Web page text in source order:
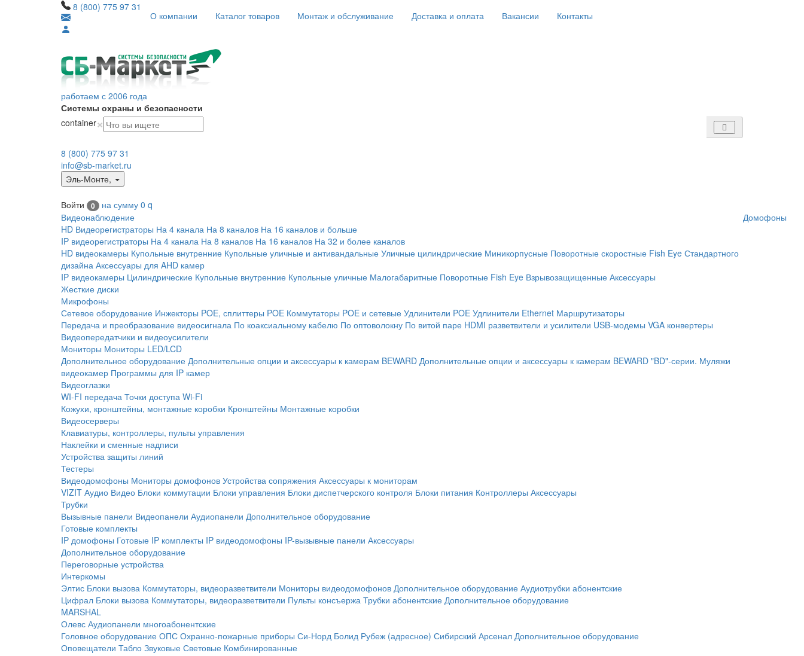
8 (800) 775 97 31
О компании Каталог товаров Монтаж и обслуживание Доставка и оплата Вакансии Контакты
работаем с 2006 года
Системы охраны и безопасности
container×
8 (800) 775 97 31
info@sb-market.ru
Эль-Монте,
Войти 0 на сумму 0 q
Видеонаблюдение
Домофоны
HD Видеорегистраторы На 4 канала На 8 каналов На 16 каналов и больше
IP видеорегистраторы На 4 канала На 8 каналов На 16 каналов На 32 и более каналов
HD видеокамеры Купольные внутренние Купольные уличные и антивандальные Уличные цилиндрические Миникорпусные Поворотные скоростные Fish Eye Стандартного
дизайна Аксессуары для AHD камер
IP видеокамеры Цилиндрические Купольные внутренние Купольные уличные Малогабаритные Поворотные Fish Eye Взрывозащищенные Аксессуары
Жесткие диски
Микрофоны
Сетевое оборудование Инжекторы POE, сплиттеры POE Коммутаторы POE и сетевые Удлинители POE Удлинители Ethernet Маршрутизаторы
Передача и преобразование видеосигнала По коаксиальному кабелю По оптоволокну По витой паре HDMI разветвители и усилители USB-модемы VGA конвертеры
Видеопередатчики и видеоусилители
Мониторы Мониторы LED/LCD
Дополнительное оборудование Дополнительные опции и аксессуары к камерам BEWARD Дополнительные опции и аксессуары к камерам BEWARD "BD"-серии. Муляжи
видеокамер Программы для IP камер
Видеоглазки
WI-FI передача Точки доступа Wi-Fi
Кожухи, кронштейны, монтажные коробки Кронштейны Монтажные коробки
Видеосерверы
Клавиатуры, контроллеры, пульты управления
Наклейки и сменные надписи
Устройства защиты линий
Тестеры
Видеодомофоны Мониторы домофонов Устройства сопряжения Аксессуары к мониторам
VIZIT Аудио Видео Блоки коммутации Блоки управления Блоки диспетчерского контроля Блоки питания Контроллеры Аксессуары
Трубки
Вызывные панели Видеопанели Аудиопанели Дополнительное оборудование
Готовые комплекты
IP домофоны Готовые IP комплекты IP видеодомофоны IP-вызывные панели Аксессуары
Дополнительное оборудование
Переговорные устройства
Интеркомы
Элтис Блоки вызова Коммутаторы, видеоразветвители Мониторы видеодомофонов Дополнительное оборудование Аудиотрубки абонентские
Цифрал Блоки вызова Коммутаторы, видеоразветвители Пульты консъержа Трубки абонентские Дополнительное оборудование
MARSHAL
Олевс Аудиопанели многоабонентские
Головное оборудование ОПС Охранно-пожарные приборы Си-Норд Болид Рубеж (адресное) Сибирский Арсенал Дополнительное оборудование
Оповещатели Табло Звуковые Световые Комбинированные